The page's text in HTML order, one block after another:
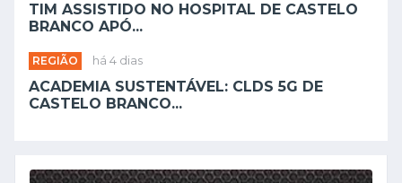
TIM ASSISTIDO NO HOSPITAL DE CASTELO
BRANCO APÓ...
REGIÃO há 4 dias
ACADEMIA SUSTENTÁVEL: CLDS 5G DE
CASTELO BRANCO...